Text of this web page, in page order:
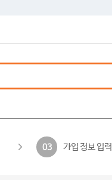
03 가입 정보 입력